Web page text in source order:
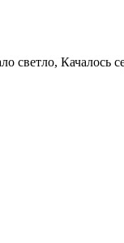
светло, Качалось